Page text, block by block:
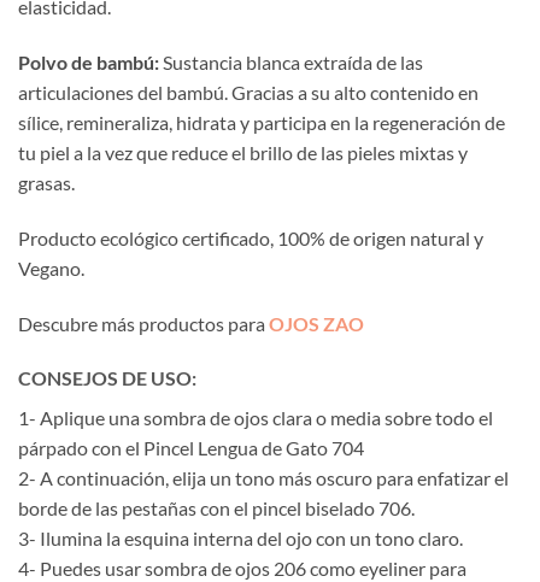
elasticidad.
Polvo de bambú:Sustancia blanca extraída de las
articulaciones del bambú. Gracias a su alto contenido en
sílice, remineraliza, hidrata y participa en la regeneración de
tu piel a la vez que reduce el brillo de las pieles mixtas y
grasas.
Producto ecológico certificado, 100% de origen natural y
Vegano.
Descubre más productos para OJOS ZAO
CONSEJOS DE USO:
1- Aplique una sombra de ojos clara o media sobre todo el
párpado con el Pincel Lengua de Gato 704
2- A continuación, elija un tono más oscuro para enfatizar el
borde de las pestañas con el pincel biselado 706.
3- Ilumina la esquina interna del ojo con un tono claro.
4- Puedes usar sombra de ojos 206 como eyeliner para